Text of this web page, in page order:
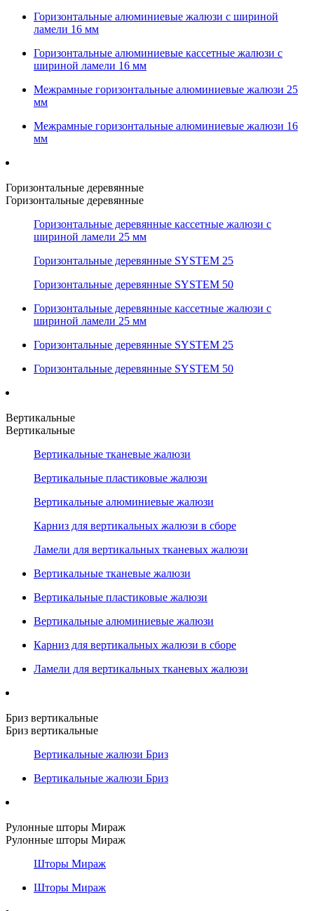
Горизонтальные алюминиевые жалюзи с шириной
ламели 16 мм
Горизонтальные алюминиевые кассетные жалюзи с
шириной ламели 16 мм
Межрамные горизонтальные алюминиевые жалюзи 25
мм
Межрамные горизонтальные алюминиевые жалюзи 16
мм
Горизонтальные деревянные
Горизонтальные деревянные
Горизонтальные деревянные кассетные жалюзи с
шириной ламели 25 мм
Горизонтальные деревянные SYSTEM 25
Горизонтальные деревянные SYSTEM 50
Горизонтальные деревянные кассетные жалюзи с
шириной ламели 25 мм
Горизонтальные деревянные SYSTEM 25
Горизонтальные деревянные SYSTEM 50
Вертикальные
Вертикальные
Вертикальные тканевые жалюзи
Вертикальные пластиковые жалюзи
Вертикальные алюминиевые жалюзи
Карниз для вертикальных жалюзи в сборе
Ламели для вертикальных тканевых жалюзи
Вертикальные тканевые жалюзи
Вертикальные пластиковые жалюзи
Вертикальные алюминиевые жалюзи
Карниз для вертикальных жалюзи в сборе
Ламели для вертикальных тканевых жалюзи
Бриз вертикальные
Бриз вертикальные
Вертикальные жалюзи Бриз
Вертикальные жалюзи Бриз
Рулонные шторы Мираж
Рулонные шторы Мираж
Шторы Мираж
Шторы Мираж